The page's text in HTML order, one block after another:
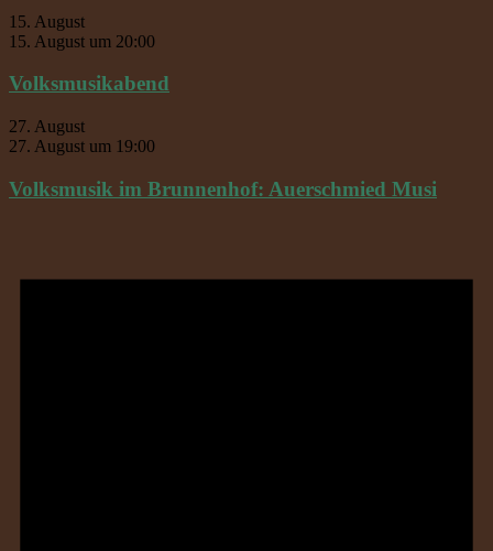
15. August
15. August um 20:00
Volksmusikabend
27. August
27. August um 19:00
Volksmusik im Brunnenhof: Auerschmied Musi